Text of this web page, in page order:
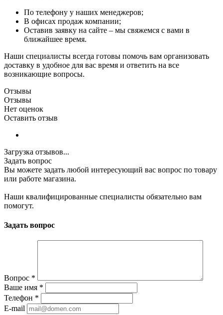
По телефону у наших менеджеров;
В офисах продаж компании;
Оставив заявку на сайте – мы свяжемся с вами в
ближайшее время.
Наши специалисты всегда готовы помочь вам организовать
доставку в удобное для вас время и ответить на все
возникающие вопросы.
Отзывы
Отзывы
Нет оценок
Оставить отзыв
Загрузка отзывов...
Задать вопрос
Вы можете задать любой интересующий вас вопрос по товару
или работе магазина.
Наши квалифицированные специалисты обязательно вам
помогут.
Задать вопрос
Вопрос *
Ваше имя *
Телефон *
E-mail